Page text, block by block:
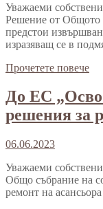
Уважаеми
Решение от Общото
предстои
изразяващ се в
Прочетете повече
До ЕС
решения за
06.06.2023
Уважаеми
Общо събрание на
ремонт на